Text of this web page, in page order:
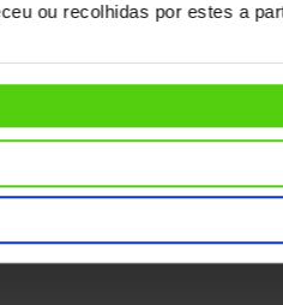
ou recolhidas por estes a